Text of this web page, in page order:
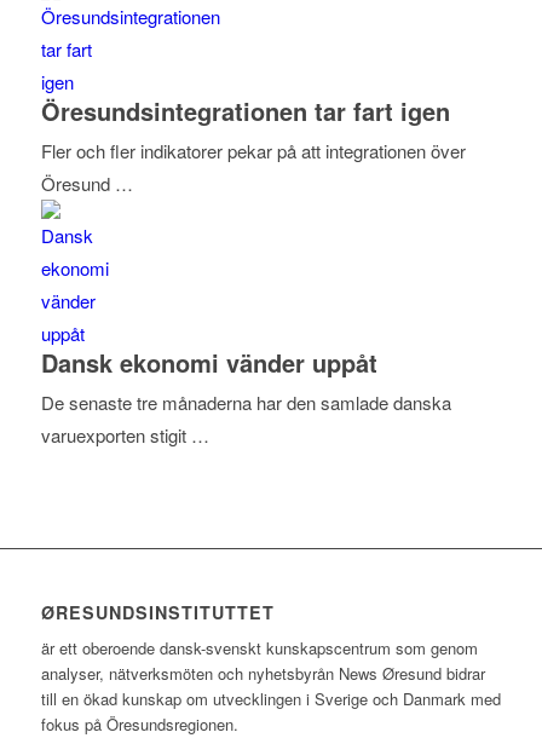
Öresundsintegrationen tar fart igen
Fler och fler indikatorer pekar på att integrationen över
Öresund …
Dansk ekonomi vänder uppåt
De senaste tre månaderna har den samlade danska
varuexporten stigit …
ØRESUNDSINSTITUTTET
är ett oberoende dansk-svenskt kunskapscentrum som genom
analyser, nätverksmöten och nyhetsbyrån News Øresund bidrar
till en ökad kunskap om utvecklingen i Sverige och Danmark med
fokus på Öresundsregionen.